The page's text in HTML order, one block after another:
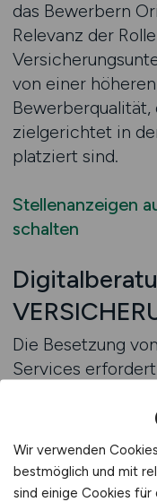
das Bewerbern
Relevanz der
von einer
Bewerberqualität,
zielgerichtet in
platziert sind.
Stellenanzeigen
schalten
Die Besetzung
Services
strategischen
Herausforderung,
verständlich in
Wir verwenden
bestmöglich und mit
sind einige Cookies